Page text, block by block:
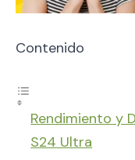
Contenido
Rendimiento y
S24 Ultra